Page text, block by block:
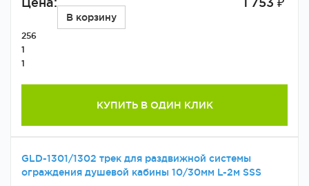
В корзину
256
1
1
КУПИТЬ В ОДИН КЛИК
GLD-1301/1302 трек для раздвижной системы
ограждения душевой кабины 10/30мм L-2м SSS